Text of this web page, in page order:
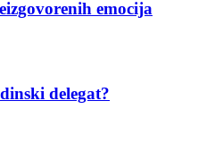
emocija
delegat?